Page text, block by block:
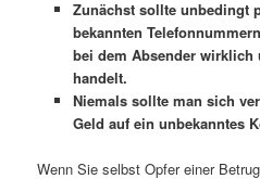
Zunächst sollte unbedingt
bekannten
bei dem Absender
handelt.
Niemals sollte man sich
Geld auf ein unbekanntes
Wenn Sie selbst Opfer einer